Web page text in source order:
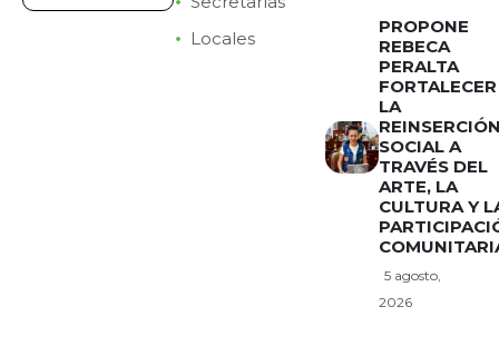
Locales
PROPONE
REBECA
PERALTA
FORTALECER
LA
SOCIAL A
TRAVÉS DEL
ARTE, LA
CULTURA Y
5 agosto,
2026